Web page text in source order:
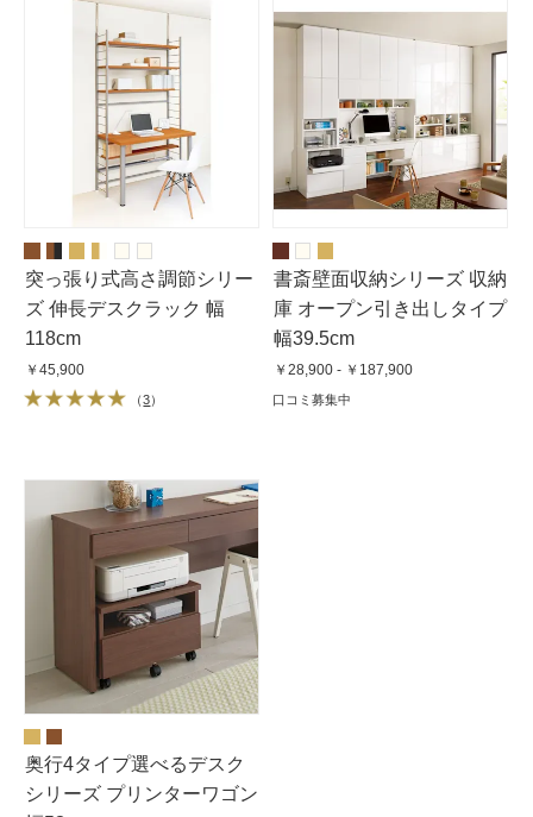
突っ張り式高さ調節シリー
ズ 伸長デスクラック 幅
118cm
￥45,900
（3）
書斎壁面収納シリーズ 収納
庫 オープン引き出しタイプ
幅39.5cm
￥28,900 - ￥187,900
口コミ募集中
奥行4タイプ選べるデスク
シリーズ プリンターワゴン